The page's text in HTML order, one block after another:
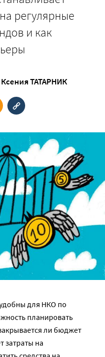
регулярные
и как
Ксения ТАТАРНИК
для НКО по
планировать
ли бюджет
затраты на